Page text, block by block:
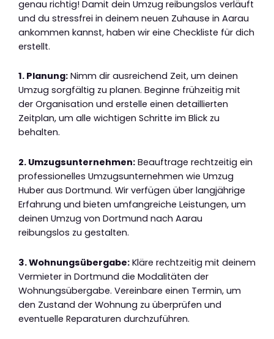
genau richtig! Damit dein Umzug reibungslos verläuft
und du stressfrei in deinem neuen Zuhause in Aarau
ankommen kannst, haben wir eine Checkliste für dich
erstellt.
1. Planung: Nimm dir ausreichend Zeit, um deinen
Umzug sorgfältig zu planen. Beginne frühzeitig mit
der Organisation und erstelle einen detaillierten
Zeitplan, um alle wichtigen Schritte im Blick zu
behalten.
2. Umzugsunternehmen: Beauftrage rechtzeitig ein
professionelles Umzugsunternehmen wie Umzug
Huber aus Dortmund. Wir verfügen über langjährige
Erfahrung und bieten umfangreiche Leistungen, um
deinen Umzug von Dortmund nach Aarau
reibungslos zu gestalten.
3. Wohnungsübergabe: Kläre rechtzeitig mit deinem
Vermieter in Dortmund die Modalitäten der
Wohnungsübergabe. Vereinbare einen Termin, um
den Zustand der Wohnung zu überprüfen und
eventuelle Reparaturen durchzuführen.